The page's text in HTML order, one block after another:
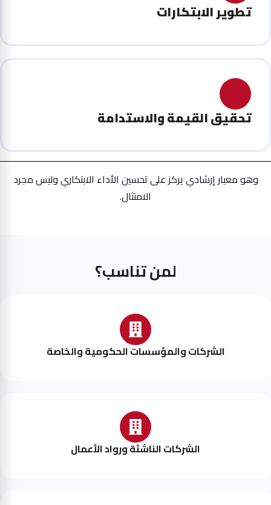
تطوير الابتكارات
تحقيق القيمة والاستدامة
وهو معيار إرشادي يركز على تحسين الأداء الابتكاري وليس مجرد
الامتثال.
لمن تناسب؟
الشركات والمؤسسات الحكومية والخاصة
الشركات الناشئة ورواد الأعمال